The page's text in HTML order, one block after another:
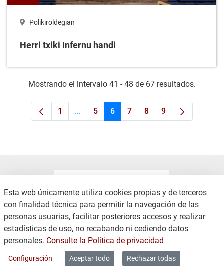
Polikiroldegian
Herri txiki Infernu handi
Mostrando el intervalo 41 - 48 de 67 resultados.
Página
1 ...Páginas intermedias Use TAB para
Página
5 Página
6 Página
7 Página
8 Página
9
Copyright © 2026 / Excmo. lagran | Todos los derechos reservados.
Esta web únicamente utiliza cookies propias y de terceros
con finalidad técnica para permitir la navegación de las
personas usuarias, facilitar posteriores accesos y realizar
estadísticas de uso, no recabando ni cediendo datos
personales. Consulte la Política de privacidad
Configuración Aceptar todo Rechazar todas